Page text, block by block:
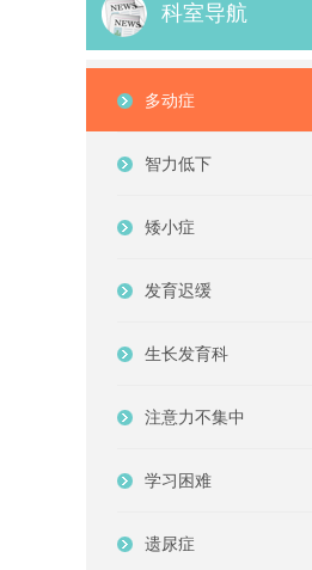
科室导航
多动症
智力低下
矮小症
发育迟缓
生长发育科
注意力不集中
学习困难
遗尿症